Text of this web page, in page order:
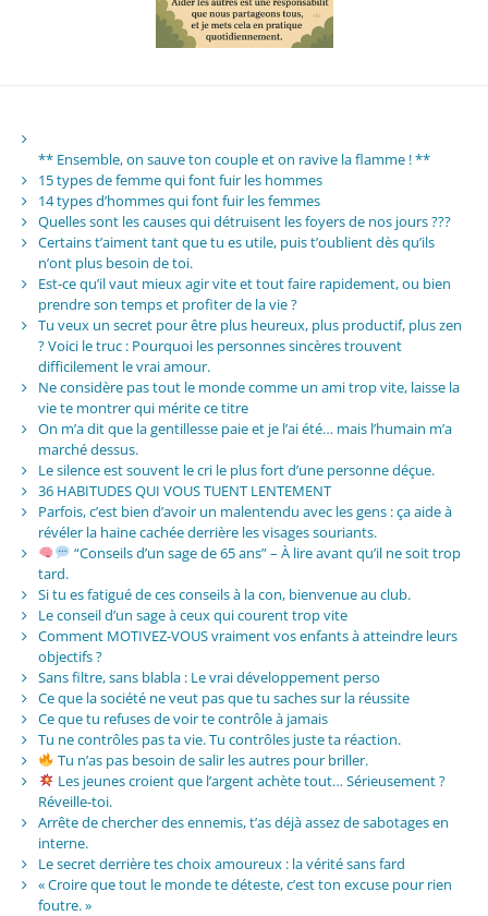
** Ensemble, on sauve ton couple et on ravive la flamme ! **
15 types de femme qui font fuir les hommes
14 types d’hommes qui font fuir les femmes
Quelles sont les causes qui détruisent les foyers de nos jours ???
Certains t’aiment tant que tu es utile, puis t’oublient dès qu’ils
n’ont plus besoin de toi.
Est-ce qu’il vaut mieux agir vite et tout faire rapidement, ou bien
prendre son temps et profiter de la vie ?
Tu veux un secret pour être plus heureux, plus productif, plus zen
? Voici le truc : Pourquoi les personnes sincères trouvent
difficilement le vrai amour.
Ne considère pas tout le monde comme un ami trop vite, laisse la
vie te montrer qui mérite ce titre
On m’a dit que la gentillesse paie et je l’ai été… mais l’humain m’a
marché dessus.
Le silence est souvent le cri le plus fort d’une personne déçue.
36 HABITUDES QUI VOUS TUENT LENTEMENT
Parfois, c’est bien d’avoir un malentendu avec les gens : ça aide à
révéler la haine cachée derrière les visages souriants.
“Conseils d’un sage de 65 ans” – À lire avant qu’il ne soit trop
tard.
Si tu es fatigué de ces conseils à la con, bienvenue au club.
Le conseil d’un sage à ceux qui courent trop vite
Comment MOTIVEZ-VOUS vraiment vos enfants à atteindre leurs
objectifs ?
Sans filtre, sans blabla : Le vrai développement perso
Ce que la société ne veut pas que tu saches sur la réussite
Ce que tu refuses de voir te contrôle à jamais
Tu ne contrôles pas ta vie. Tu contrôles juste ta réaction.
Tu n’as pas besoin de salir les autres pour briller.
Les jeunes croient que l’argent achète tout… Sérieusement ?
Réveille-toi.
Arrête de chercher des ennemis, t’as déjà assez de sabotages en
interne.
Le secret derrière tes choix amoureux : la vérité sans fard
« Croire que tout le monde te déteste, c’est ton excuse pour rien
foutre. »